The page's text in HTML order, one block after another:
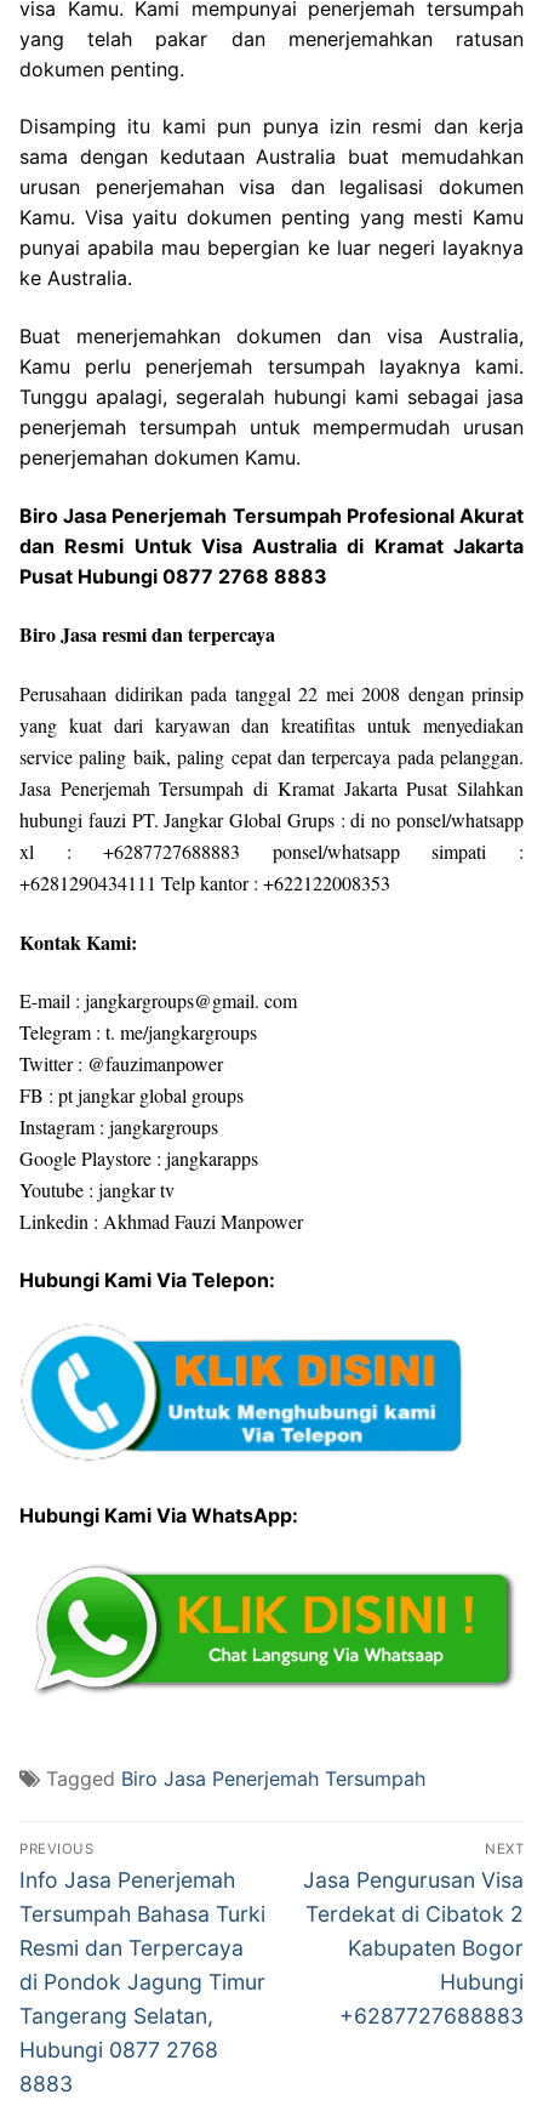
visa Kamu. Kami mempunyai penerjemah tersumpah
yang telah pakar dan menerjemahkan ratusan
dokumen penting.
Disamping itu kami pun punya izin resmi dan kerja
sama dengan kedutaan Australia buat memudahkan
urusan penerjemahan visa dan legalisasi dokumen
Kamu. Visa yaitu dokumen penting yang mesti Kamu
punyai apabila mau bepergian ke luar negeri layaknya
ke Australia.
Buat menerjemahkan dokumen dan visa Australia,
Kamu perlu penerjemah tersumpah layaknya kami.
Tunggu apalagi, segeralah hubungi kami sebagai jasa
penerjemah tersumpah untuk mempermudah urusan
penerjemahan dokumen Kamu.
Biro Jasa Penerjemah Tersumpah Profesional Akurat
dan Resmi Untuk Visa Australia di Kramat Jakarta
Pusat Hubungi 0877 2768 8883
Biro Jasa resmi dan terpercaya
Perusahaan didirikan pada tanggal 22 mei 2008 dengan prinsip
yang kuat dari karyawan dan kreatifitas untuk menyediakan
service paling baik, paling cepat dan terpercaya pada pelanggan.
Jasa Penerjemah Tersumpah di Kramat Jakarta Pusat Silahkan
hubungi fauzi PT. Jangkar Global Grups : di no ponsel/whatsapp
xl : +6287727688883 ponsel/whatsapp simpati :
+6281290434111 Telp kantor : +622122008353
Kontak Kami:
E-mail : jangkargroups@gmail. com
Telegram : t. me/jangkargroups
Twitter : @fauzimanpower
FB : pt jangkar global groups
Instagram : jangkargroups
Google Playstore : jangkarapps
Youtube : jangkar tv
Linkedin : Akhmad Fauzi Manpower
Hubungi Kami Via Telepon:
Hubungi Kami Via WhatsApp:
Tagged Biro Jasa Penerjemah Tersumpah
Post
navigation
PREVIOUS
Previous
post:
Info Jasa Penerjemah
Tersumpah Bahasa Turki
Resmi dan Terpercaya
di Pondok Jagung Timur
Tangerang Selatan,
Hubungi 0877 2768
8883
NEXT
Next
post:
Jasa Pengurusan Visa
Terdekat di Cibatok 2
Kabupaten Bogor
Hubungi
+6287727688883